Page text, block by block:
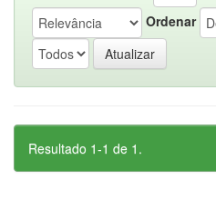
Ordenar
Resultado 1-1 de 1.